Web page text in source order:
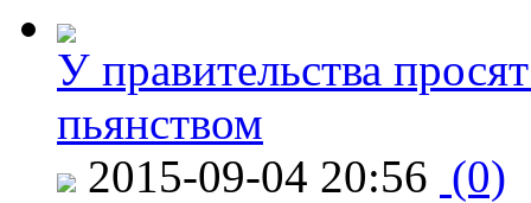
У правительства
пьянством
2015-09-04 20:56 (0)